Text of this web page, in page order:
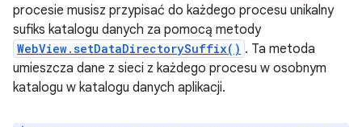
procesie musisz przypisać do każdego procesu unikalny
sufiks katalogu danych za pomocą metody
WebView.setDataDirectorySuffix() . Ta metoda
umieszcza dane z sieci z każdego procesu w osobnym
katalogu w katalogu danych aplikacji.